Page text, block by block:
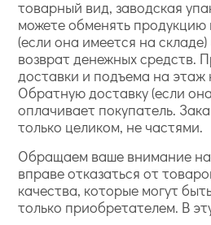
товарный вид, заводская
можете обменять
(если она имеется на
возврат денежных средств.
доставки и подъема на этаж
Обратную доставку (если
оплачивает покупатель.
только целиком, не частями.
Обращаем ваше внимание
вправе отказаться от
качества, которые могут
только приобретателем. В